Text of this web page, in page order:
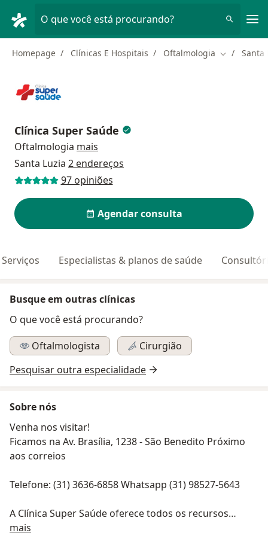
O que você está procurando?
Homepage Clínicas E Hospitais Oftalmologia Mudar de
Santa
Clínica Super Saúde
Oftalmologia mais
Santa Luzia 2 endereços
97 opiniões
Agendar consulta
Serviços Especialistas & planos de saúde
Busque em outras clínicas
O que você está procurando?
Oftalmologista
Cirurgião
Pesquisar outra especialidade
Sobre nós
Venha nos visitar!
Ficamos na Av. Brasília, 1238 - São Benedito Próximo
aos correios
Telefone: (31) 3636-6858 Whatsapp (31) 98527-5643
A Clínica Super Saúde oferece todos os recursos
necessários para um tratamento oftalmológico de alta
mais